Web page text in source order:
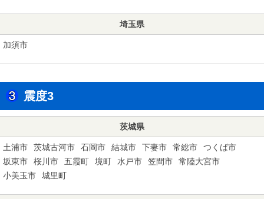
埼玉県
加須市
震度3
茨城県
土浦市 茨城古河市 石岡市 結城市 下妻市 常総市
つくば市
坂東市
桜川市 五霞町 境町 水戸市 笠間市
常陸大宮市
小美玉市
城里町